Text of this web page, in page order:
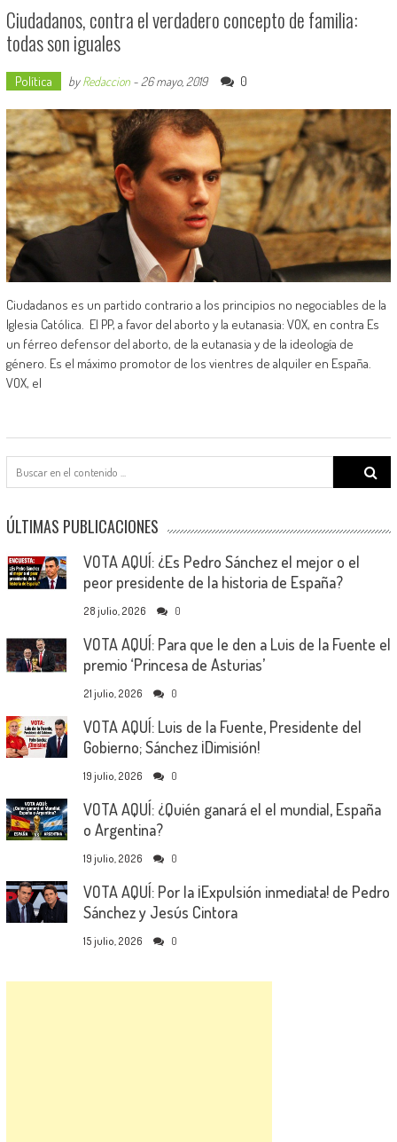
Ciudadanos, contra el verdadero concepto de familia:
todas son iguales
Política byRedaccion- 26 mayo, 2019 0
Ciudadanos es un partido contrario a los principios no negociables de la
Iglesia Católica. El PP, a favor del aborto y la eutanasia: VOX, en contra Es
un férreo defensor del aborto, de la eutanasia y de la ideología de
género. Es el máximo promotor de los vientres de alquiler en España.
VOX, el
Search
for:
ÚLTIMAS PUBLICACIONES
VOTA AQUÍ: ¿Es Pedro Sánchez el mejor o el
peor presidente de la historia de España?
28 julio, 2026 0
VOTA AQUÍ: Para que le den a Luis de la Fuente el
premio ‘Princesa de Asturias’
21 julio, 2026 0
VOTA AQUÍ: Luis de la Fuente, Presidente del
Gobierno; Sánchez ¡Dimisión!
19 julio, 2026 0
VOTA AQUÍ: ¿Quién ganará el el mundial, España
o Argentina?
19 julio, 2026 0
VOTA AQUÍ: Por la ¡Expulsión inmediata! de Pedro
Sánchez y Jesús Cintora
15 julio, 2026 0